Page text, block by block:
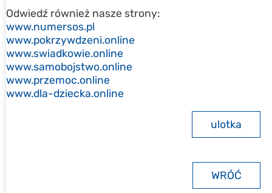
Odwiedź również nasze strony:
www.numersos.pl
www.pokrzywdzeni.online
www.swiadkowie.online
www.samobojstwo.online
www.przemoc.online
www.dla-dziecka.online
ulotka
WRÓĆ